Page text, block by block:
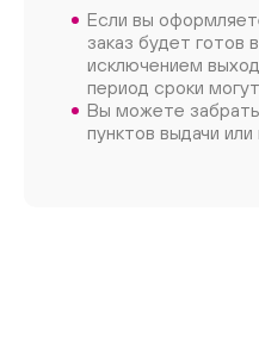
Если вы
заказ будет готов
исключением
период сроки
Вы можете
пунктов выдачи